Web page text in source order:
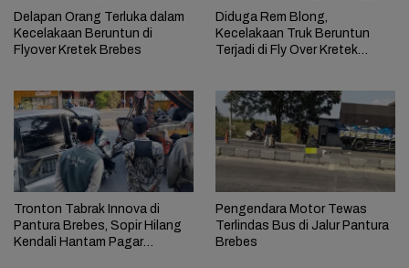
Delapan Orang Terluka dalam
Kecelakaan Beruntun di
Flyover Kretek Brebes
Diduga Rem Blong,
Kecelakaan Truk Beruntun
Terjadi di Fly Over Kretek
Tronton Tabrak Innova di
Pantura Brebes, Sopir Hilang
Kendali Hantam Pagar
Pengendara Motor Tewas
Terlindas Bus di Jalur Pantura
Brebes